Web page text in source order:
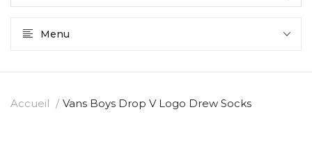
Menu
Accueil Vans Boys Drop V Logo Drew Socks